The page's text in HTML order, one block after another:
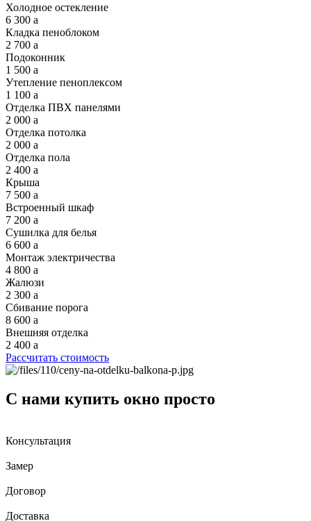
Холодное остекление
6 300 a
Кладка пеноблоком
2 700 a
Подоконник
1 500 a
Утепление пеноплексом
1 100 a
Отделка ПВХ панелями
2 000 a
Отделка потолка
2 000 a
Отделка пола
2 400 a
Крыша
7 500 a
Встроенный шкаф
7 200 a
Сушилка для белья
6 600 a
Монтаж электричества
4 800 a
Жалюзи
2 300 a
Сбивание порога
8 600 a
Внешняя отделка
2 400 a
Рассчитать стоимость
С нами купить окно просто
Консультация
Замер
Договор
Доставка